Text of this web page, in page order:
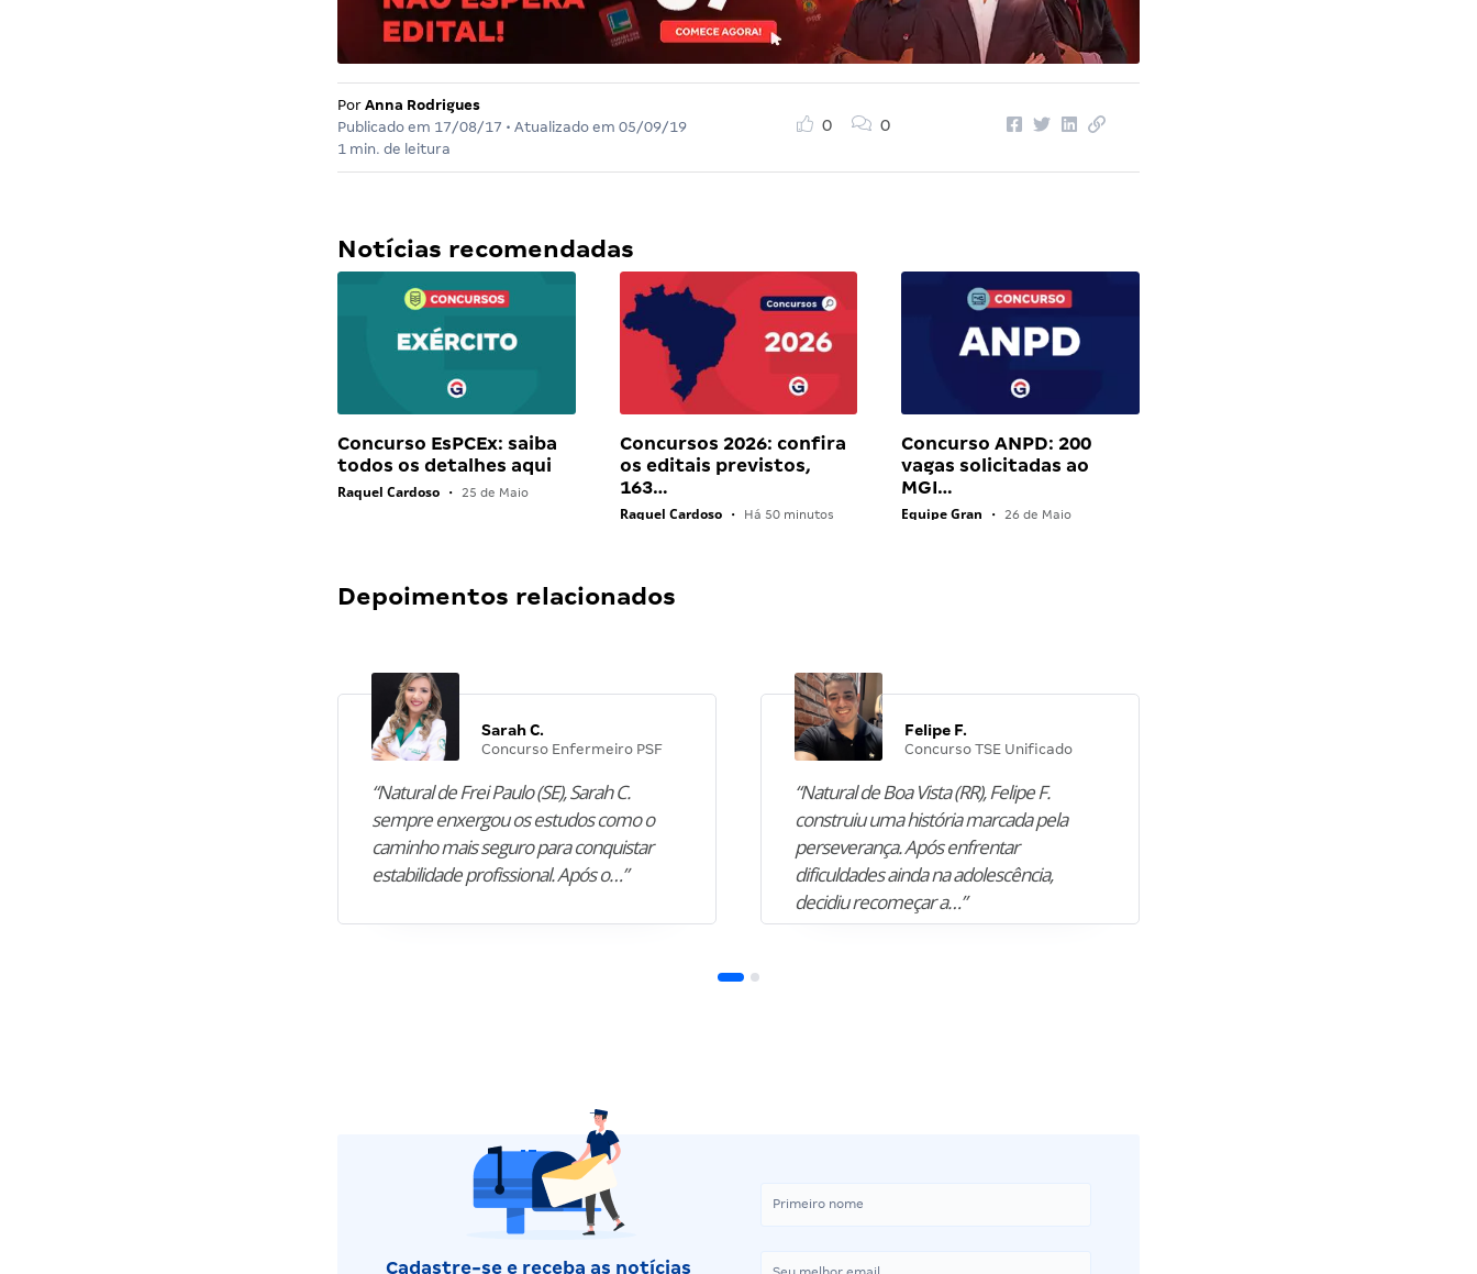
Por Anna Rodrigues
Publicado em 17/08/17 • Atualizado em 05/09/19
1 min. de leitura
0 0
Notícias recomendadas
Concurso EsPCEx: saiba
todos os detalhes aqui
Raquel Cardoso • 25 de Maio
Concursos 2026: confira
os editais previstos,
163…
Raquel Cardoso • Há 50 minutos
Concurso ANPD: 200
vagas solicitadas ao
MGI…
Equipe Gran • 26 de Maio
Depoimentos relacionados
Sarah C.
Concurso Enfermeiro PSF
“Natural de Frei Paulo (SE), Sarah C.
sempre enxergou os estudos como o
caminho mais seguro para conquistar
estabilidade profissional. Após o…”
Felipe F.
Concurso TSE Unificado
“Natural de Boa Vista (RR), Felipe F.
construiu uma história marcada pela
perseverança. Após enfrentar
dificuldades ainda na adolescência,
decidiu recomeçar a…”
Cadastre-se e receba as notícias